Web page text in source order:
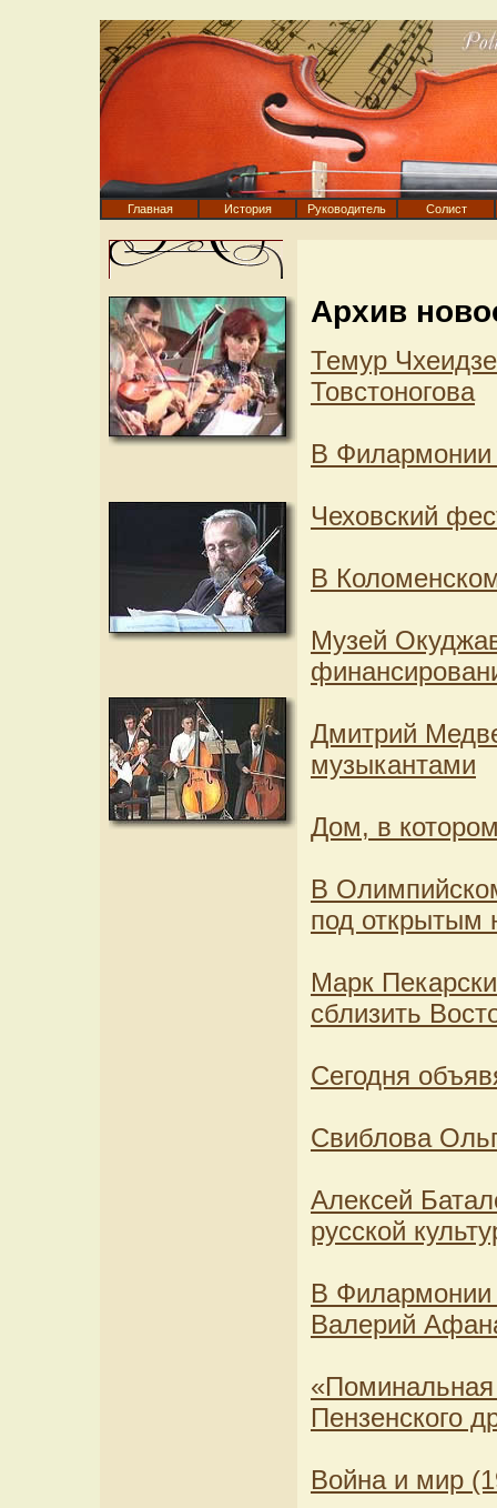
Главная История Руководитель Солист
Архив
Темур
Товстоногова
В Филармонии
Чеховский
В
Музей
Дмитрий
музыкантами
Дом, в
В
под открытым
Марк
сблизить
Сегодня
Свиблова
Алексей
русской
В Филармонии
Валерий
«Поминальная
Пензенского
Война и мир